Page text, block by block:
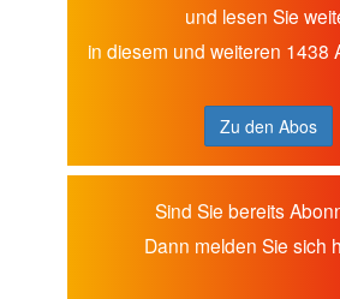
und lesen Sie
in diesem und weiteren 1438
Zu den Abos
Sind Sie bereits
Dann melden Sie sich